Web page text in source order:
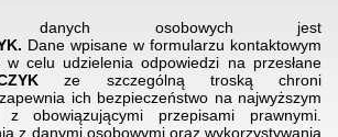
UL. KOCHANOWSKIEGO 30
I TEL.+48 14 688 81 49
I
BIURO@SPOLKASTOLARCZYK.PL
danych osobowych jest
Dane wpisane w formularzu kontaktowym
w celu udzielenia odpowiedzi na przesłane
ze szczególną troską chroni
ich bezpieczeństwo na najwyższym
obowiązującymi przepisami prawnymi.
z danymi osobowymi oraz wykorzystywania